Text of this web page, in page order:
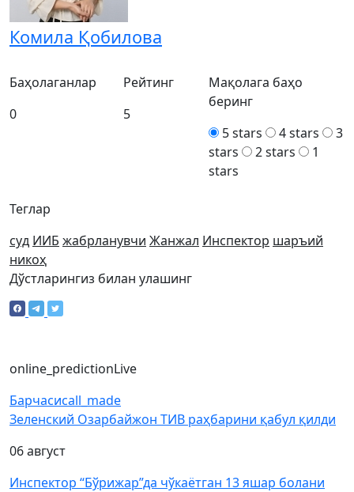
Комила Қобилова
Теглар
суд ИИБ жабрланувчи Жанжал Инспектор шаръий
никоҳ
Баҳолаганлар
0
Рейтинг
5
Мақолага баҳо
беринг
5 stars
4 stars
3
stars
2 stars
1
stars
Дўстларингиз билан улашинг
online_predictionLive
Барчасиcall_made
Зеленский Озарбайжон ТИВ раҳбарини қабул қилди
06 август
Инспектор “Бўрижар”да чўкаётган 13 яшар болани